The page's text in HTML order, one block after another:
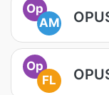
Op
AM
Op
FL